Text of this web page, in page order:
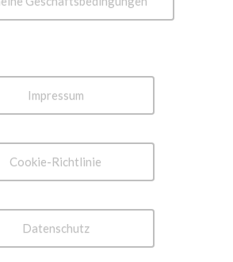
Impressum
Cookie-Richtlinie
Datenschutz